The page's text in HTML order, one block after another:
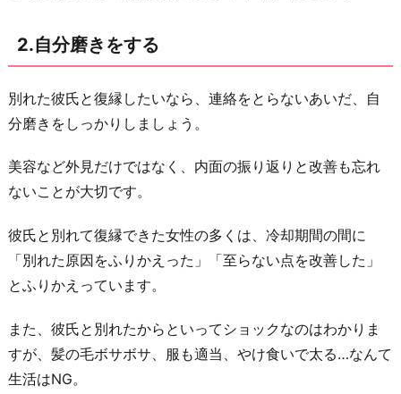
て
ら
う
5.
メ
ル
友
達
続
け
る
2.自分磨きをする
別れた彼氏と復縁したいなら、連絡をとらないあいだ、自
分磨きをしっかりしましょう。
美容など外見だけではなく、内面の振り返りと改善も忘れ
ないことが大切です。
彼氏と別れて復縁できた女性の多くは、冷却期間の間に
「別れた原因をふりかえった」「至らない点を改善した」
とふりかえっています。
また、彼氏と別れたからといってショックなのはわかりま
すが、髪の毛ボサボサ、服も適当、やけ食いで太る…なんて
生活はNG。